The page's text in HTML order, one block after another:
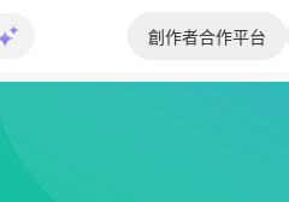
創作者合作平台